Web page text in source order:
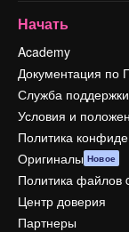
Начать
Academy
Документация по
Служба поддержки
Условия и
Политика
Оригиналы Новое
Политика файлов
Центр доверия
Партнеры